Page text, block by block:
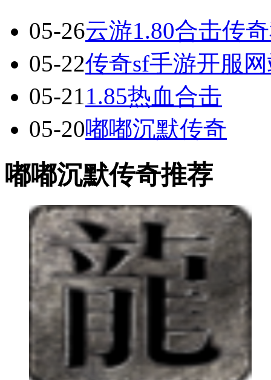
05-26云游1.80合击传
05-22传奇sf手游开服
05-211.85热血合击
05-20嘟嘟沉默传奇
嘟嘟沉默传奇推荐